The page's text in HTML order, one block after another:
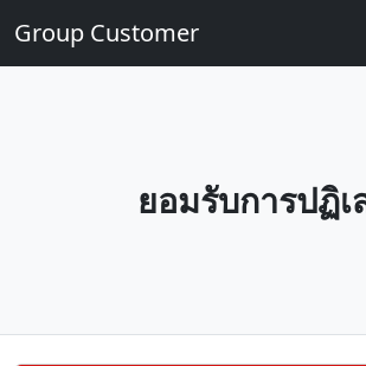
Group Customer
ยอมรับการปฏิเ